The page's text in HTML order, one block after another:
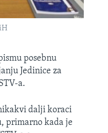
posebnu
Jedinice za
a.
dalji koraci
primarno kada je